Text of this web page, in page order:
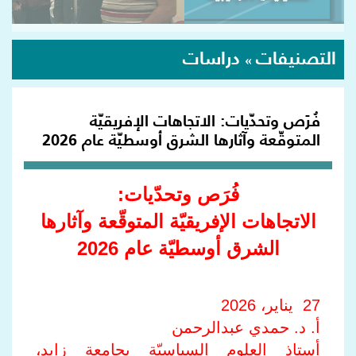
التصنيفات » دراسات
فُرَص وتحدّيات: الاتجاهات الإفريقيّة
المتوقّعة وآثارها الشرق أوسطيّة عام 2026
فُرَص وتحدّيات:
الاتجاهات الإفريقيّة المتوقّعة وآثارها
الشرق أوسطيّة عام 2026
27 يناير، 2026
أ. د. حمدي عبدالرحمن
أستاذ العلوم السياسيّة بجامعة زايد،